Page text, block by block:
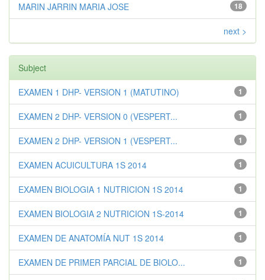
18
MARIN JARRIN MARIA JOSE
next >
Subject
1
EXAMEN 1 DHP- VERSION 1 (MATUTINO)
1
EXAMEN 2 DHP- VERSION 0 (VESPERT...
1
EXAMEN 2 DHP- VERSION 1 (VESPERT...
1
EXAMEN ACUICULTURA 1S 2014
1
EXAMEN BIOLOGIA 1 NUTRICION 1S 2014
1
EXAMEN BIOLOGIA 2 NUTRICION 1S-2014
1
EXAMEN DE ANATOMÍA NUT 1S 2014
1
EXAMEN DE PRIMER PARCIAL DE BIOLO...